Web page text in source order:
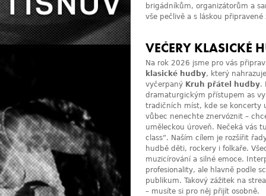
brigádníkům, organizátorům a
vše pečlivě a s láskou
VEČERY KLASICKÉ
Na rok 2026 jsme pro vás
klasické hudby, který
vyčerpaný Kruh přátel hudby.
dramaturgickým přístupem as
tradičních míst, kde se koncerty
vůbec nenechte znervóznit –
uměleckou úroveň. Nečeká vás
class“. Naším cílem je rozšířit
hudbě děti, rockery i folkaře.
muzicírování a silné emoce.
profesionality, ale hlavně podle
publikum. Takový zážitek na
– musíte si pro něj přijít osobně.